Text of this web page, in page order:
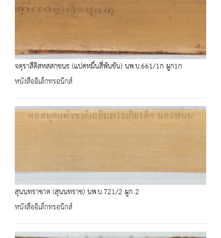
จตุราสีติสหสฺสกฺขนฺธ (แปดหมื่นสี่พันขัน) นพ.บ.661/1ก ผูก1ก
หนังสืออิเล็กทรอนิกส์
สุนนฺทราชาต (สุนนทราช) นพ.บ.721/2 ผูก 2
หนังสืออิเล็กทรอนิกส์